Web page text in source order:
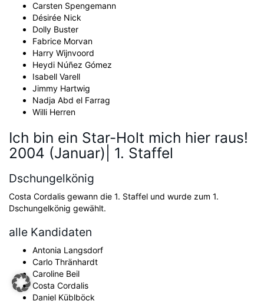
Carsten Spengemann
Désirée Nick
Dolly Buster
Fabrice Morvan
Harry Wijnvoord
Heydi Núñez Gómez
Isabell Varell
Jimmy Hartwig
Nadja Abd el Farrag
Willi Herren
Ich bin ein Star-Holt mich hier raus!
2004 (Januar)| 1. Staffel
Dschungelkönig
Costa Cordalis gewann die 1. Staffel und wurde zum 1.
Dschungelkönig gewählt.
alle Kandidaten
Antonia Langsdorf
Carlo Thränhardt
Caroline Beil
Costa Cordalis
Daniel Küblböck